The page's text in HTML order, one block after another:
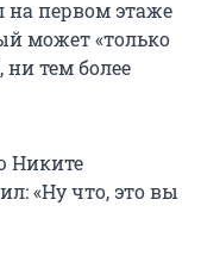
на первом этаже
может «только
тем более
Никите
«Ну что, это вы